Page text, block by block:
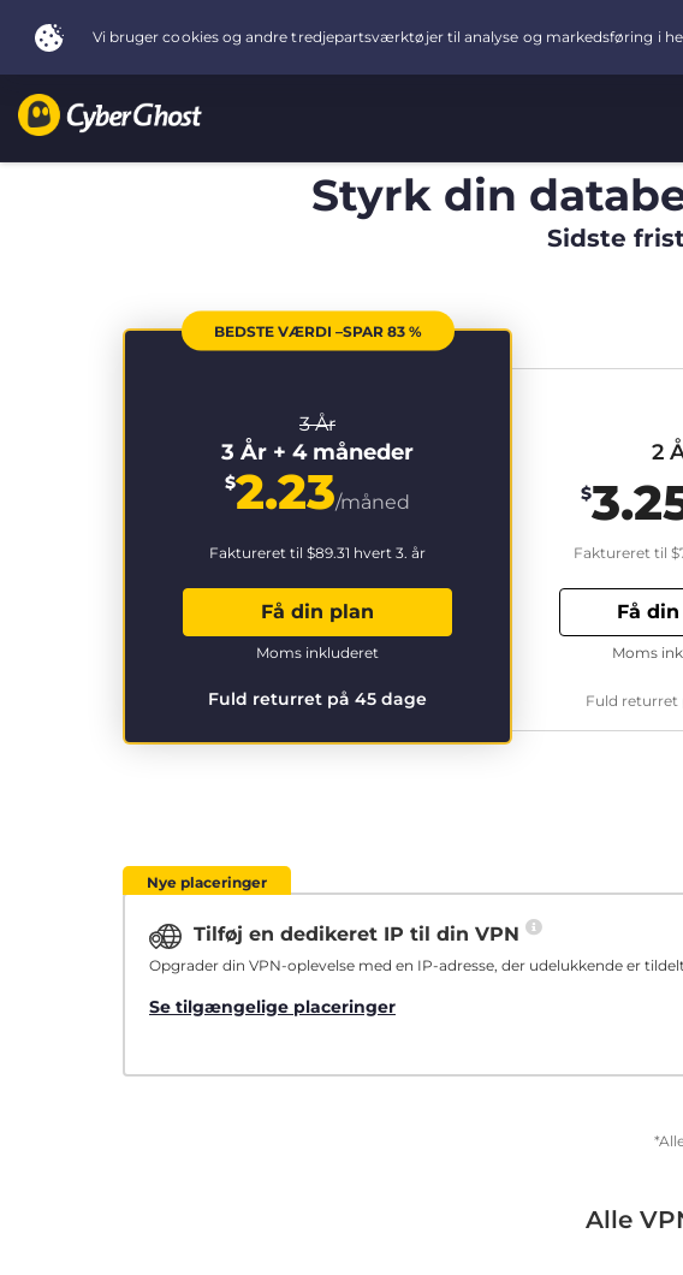
Styrk din
Sidste
BEDSTE VÆRDI –SPAR 83 %
3 År
3 År + 4 måneder
$2.23/måned
Faktureret til $89.31 hvert 3. år
Få din plan
Fuld returret på 45 dage
Moms inkluderet
2
$
Faktureret til
Få
Fuld returret
Moms
Nye placeringer
Tilføj en dedikeret IP til din VPN
Opgrader din VPN-oplevelse med en IP-adresse, der udelukkende er
Se tilgængelige placeringer
Alle